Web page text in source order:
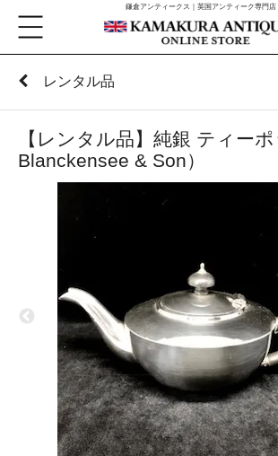
鎌倉アンティークス｜英国アンティーク専門店
レンタル品
【レンタル品】純銀 ティー
Blanckensee & Son）